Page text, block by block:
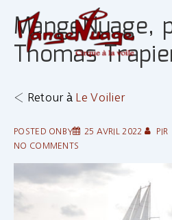
passer
contenu
MangeNuage,
Thomas
‹ Retour à Le Voilier
POSTED ONBY 25 AVRIL 2022 PIR
NO COMMENTS